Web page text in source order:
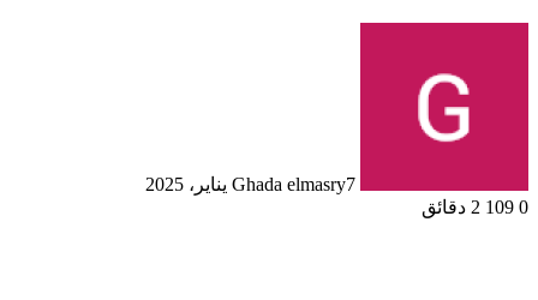
Ghada elmasry7 يناير، 2025
0
2 دقائق